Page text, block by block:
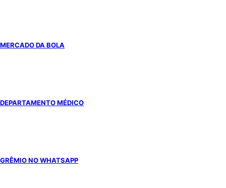
MERCADO DA BOLA
DEPARTAMENTO MÉDICO
GRÊMIO NO WHATSAPP